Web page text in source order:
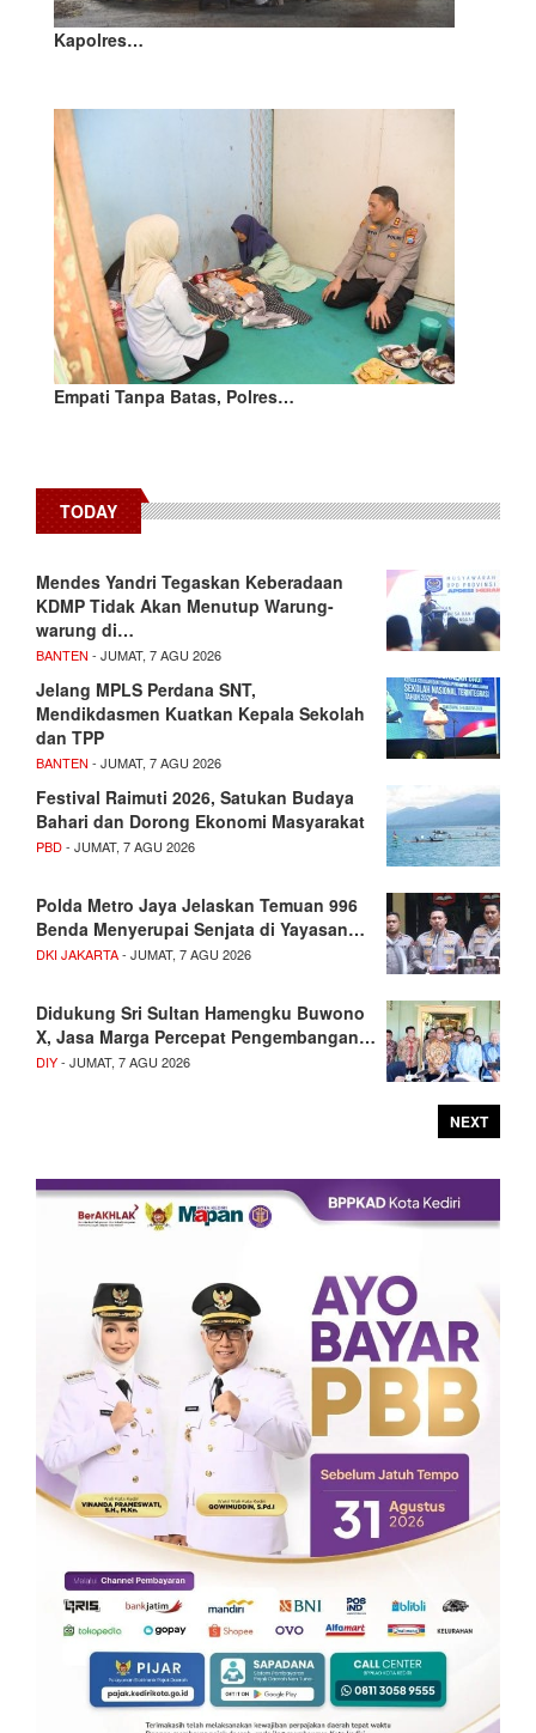
Kapolres…
Empati Tanpa Batas, Polres…
TODAY
Mendes Yandri Tegaskan Keberadaan
KDMP Tidak Akan Menutup Warung-
warung di…
BANTEN - JUMAT, 7 AGU 2026
Jelang MPLS Perdana SNT,
Mendikdasmen Kuatkan Kepala Sekolah
dan TPP
BANTEN - JUMAT, 7 AGU 2026
Festival Raimuti 2026, Satukan Budaya
Bahari dan Dorong Ekonomi Masyarakat
PBD- JUMAT, 7 AGU 2026
Polda Metro Jaya Jelaskan Temuan 996
Benda Menyerupai Senjata di Yayasan…
DKI JAKARTA- JUMAT, 7 AGU 2026
Didukung Sri Sultan Hamengku Buwono
X, Jasa Marga Percepat Pengembangan…
DIY- JUMAT, 7 AGU 2026
NEXT